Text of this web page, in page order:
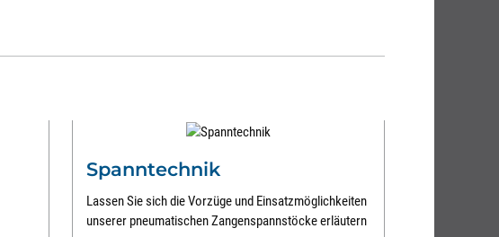
Spanntechnik
Lassen Sie sich die Vorzüge und Einsatzmöglichkeiten
unserer pneumatischen Zangenspannstöcke erläutern